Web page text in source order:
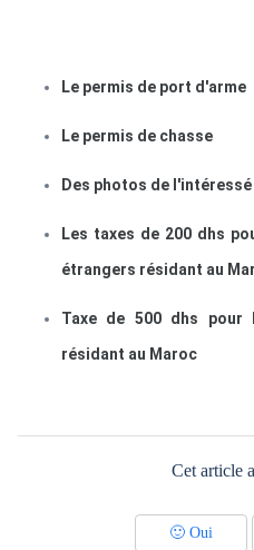
Le permis de port d'arme
Le permis de chasse
Des photos de l'intéressé
Les taxes de 200 dhs
étrangers résidant au
Taxe de 500 dhs pour
résidant au Maroc
Cet article
🙂Oui